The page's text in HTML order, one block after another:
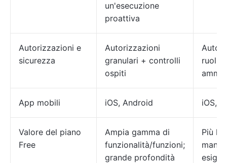
un'esecuzione
proattiva
Autorizzazioni e
sicurezza
Autorizzazioni
granulari + controlli
ospiti
ruoli,
App mobili iOS, Android iOS,
Valore del piano
Free
Ampia gamma di
funzionalità/funzioni;
grande profondità
Più
mano